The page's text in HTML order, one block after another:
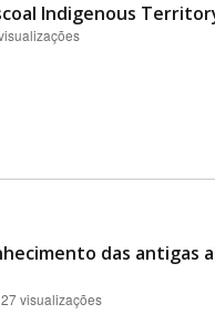
Indigenous
das antigas
visualizações